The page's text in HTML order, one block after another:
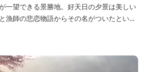
一望できる景勝地。好天日の夕景は美しい
漁師の悲恋物語からその名がついたといわ
ツバスの鐘」は、鳴らすと出世と幸運に恵
。